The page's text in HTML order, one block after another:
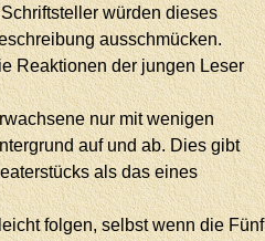
würden dieses
ausschmücken.
Reaktionen der jungen Leser
nur mit wenigen
auf und ab. Dies gibt
als das eines
folgen, selbst wenn die Fünf